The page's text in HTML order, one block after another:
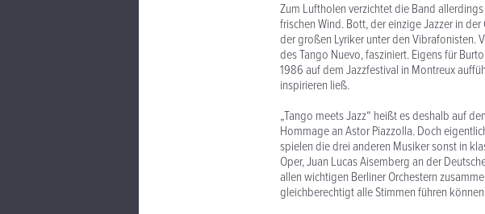
Zum Luftholen verzichtet die Band
frischen Wind. Bott, der einzige Jazzer in
der großen Lyriker unter den Vibrafonisten.
des Tango Nuevo, fasziniert. Eigens für
1986 auf dem Jazzfestival in Montreux
inspirieren ließ.
„Tango meets Jazz“ heißt es deshalb auf
Hommage an Astor Piazzolla. Doch
spielen die drei anderen Musiker sonst in
Oper, Juan Lucas Aisemberg an der
allen wichtigen Berliner Orchestern
gleichberechtigt alle Stimmen führen